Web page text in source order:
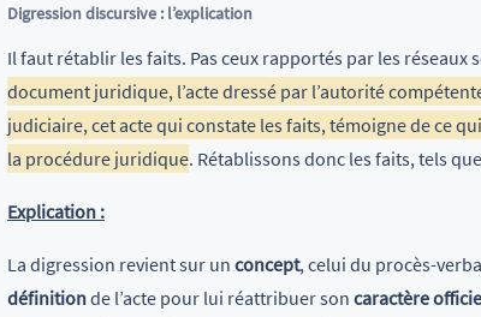
Digression discursive : l’explication
Il faut rétablir les faits. Pas ceux rapportés par les réseaux
document juridique, l’acte dressé par l’autorité
judiciaire, cet acte qui constate les faits, témoigne de ce
la procédure juridique. Rétablissons donc les faits, tels
Explication :
La digression revient sur un concept, celui du procès-
définitionde l’acte pour lui réattribuer son caractère